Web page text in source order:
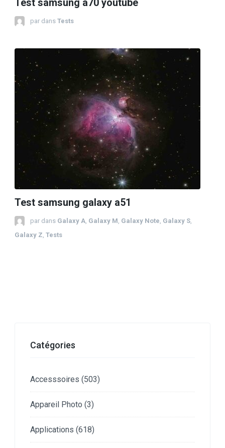
Test samsung a70 youtube
par dans Tests
Test samsung galaxy a51
par dans Galaxy A Galaxy M Galaxy Note Galaxy S
Galaxy Z Tests
Catégories
Accesssoires (503)
Appareil Photo (3)
Applications (618)